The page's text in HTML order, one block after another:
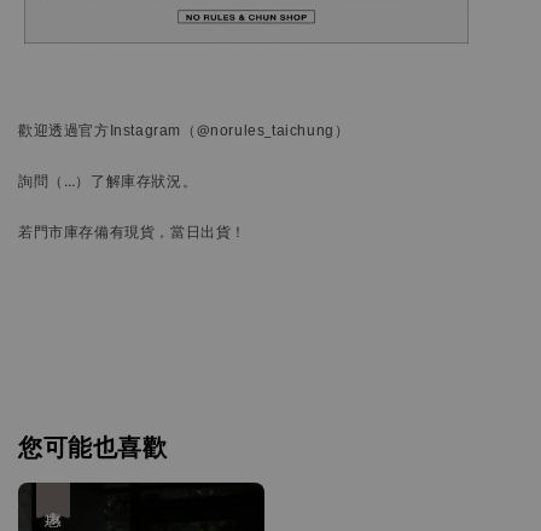
歡迎透過官方Instagram （@norules_taichung）
詢問 （…） 了解庫存狀況。
若門市庫存備有現貨，當日出貨！
您可能也喜歡